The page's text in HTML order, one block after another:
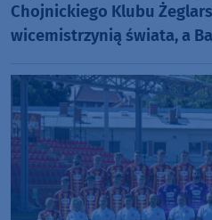
Chojnickiego Klubu
wicemistrzynią świata, a